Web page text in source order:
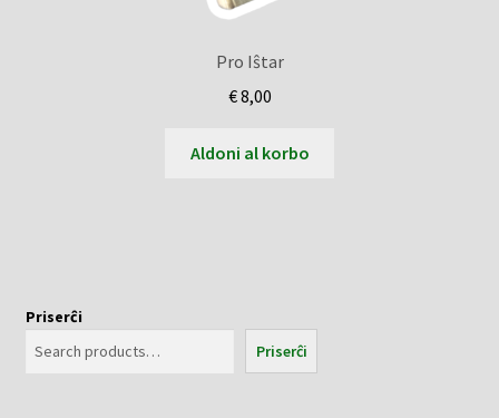
Pro Iŝtar
€8,00
Aldoni al korbo
Priserĉi
Priserĉi